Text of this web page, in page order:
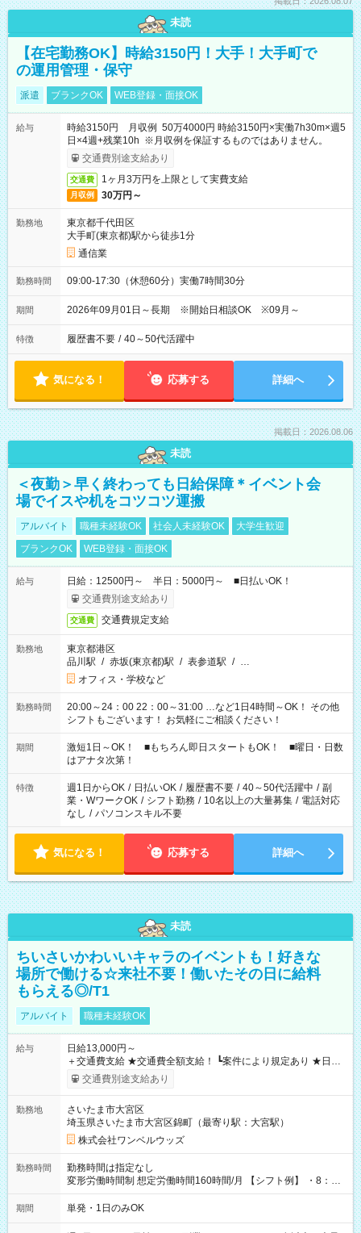
未読
【在宅勤務OK】時給3150円！大手！大手町で
の運用管理・保守
派遣 ブランクOK WEB登録・面接OK
給与
時給3150円 月収例 50万4000円 時給3150円×実働7h30m×週5
日×4週+残業10h ※月収例を保証するものではありません。
交通費別途支給あり
交通費 1ヶ月3万円を上限として実費支給
月収例 30万円～
勤務地
東京都千代田区
大手町(東京都)駅から徒歩1分
通信業
勤務時間 09:00-17:30（休憩60分）実働7時間30分
期間 2026年09月01日～長期 ※開始日相談OK ※09月～
特徴 履歴書不要 / 40～50代活躍中
気になる！ 応募する 詳細へ
掲載日：2026.08.06
未読
＜夜勤＞早く終わっても日給保障＊イベント会
場でイスや机をコツコツ運搬
アルバイト 職種未経験OK 社会人未経験OK
大学生歓迎
ブランクOK
WEB登録・面接OK
給与
日給：12500円～ 半日：5000円～ ■日払いOK！
交通費別途支給あり
交通費 交通費規定支給
勤務地
東京都港区
品川駅 / 赤坂(東京都)駅 / 表参道駅 / …
オフィス・学校など
勤務時間
20:00～24：00 22：00～31:00 …など1日4時間～OK！ その他
シフトもございます！ お気軽にご相談ください！
期間
激短1日～OK！ ■もちろん即日スタートもOK！ ■曜日・日数
はアナタ次第！
特徴 週1日からOK / 日払いOK / 履歴書不要 / 40～50代活躍中 / 副
業・WワークOK / シフト勤務 / 10名以上の大量募集 / 電話対応
なし / パソコンスキル不要
気になる！ 応募する 詳細へ
未読
ちいさいかわいいキャラのイベントも！好きな
場所で働ける☆来社不要！働いたその日に給料
もらえる◎/T1
アルバイト 職種未経験OK
給与
日給13,000円～
＋交通費支給 ★交通費全額支給！ ┗案件により規定あり ★日払
いOK！（規定あり） ┗働いたその日に現金GET♪ お仕事後はコ
ンビニATMから 日払い分を引き落とせます！ 【試用期間】試
交通費別途支給あり
勤務地
さいたま市大宮区
埼玉県さいたま市大宮区錦町（最寄り駅：大宮駅）
株式会社ワンベルウッズ
勤務時間
勤務時間は指定なし
変形労働時間制 想定労働時間160時間/月 【シフト例】 ・8：00
～21：00
期間 単発・1日のみOK